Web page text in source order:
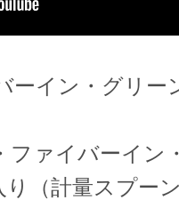
ーイン・グリ
ファイバーイン
り（計量スプー